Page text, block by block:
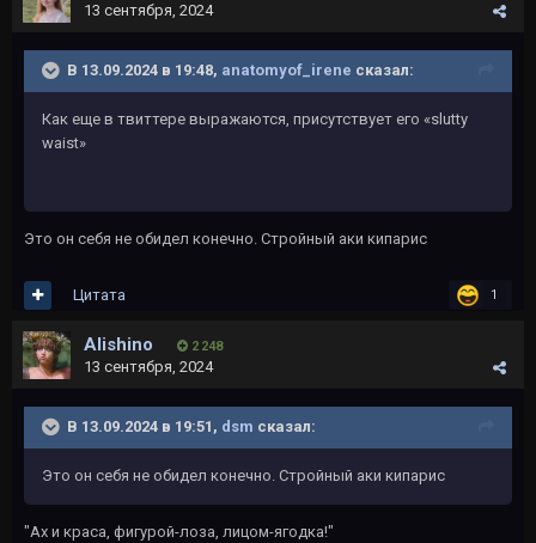
13 сентября, 2024
В 13.09.2024 в 19:48, anatomyof_irene сказал:
Как еще в твиттере выражаются, присутствует его «slutty
waist»
Это он себя не обидел конечно. Стройный аки кипарис
1
Цитата
Alishino 2 248
13 сентября, 2024
В 13.09.2024 в 19:51, dsm сказал:
Это он себя не обидел конечно. Стройный аки кипарис
"Ах и краса, фигурой-лоза, лицом-ягодка!"